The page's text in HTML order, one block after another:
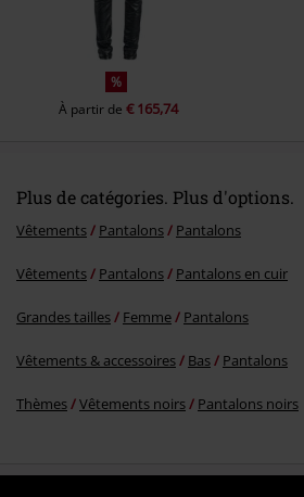
%
À partir de € 165,74
Plus de catégories. Plus d'options.
Vêtements Pantalons Pantalons
Vêtements Pantalons Pantalons en cuir
Grandes tailles Femme Pantalons
Vêtements & accessoires Bas Pantalons
Thèmes Vêtements noirs Pantalons noirs